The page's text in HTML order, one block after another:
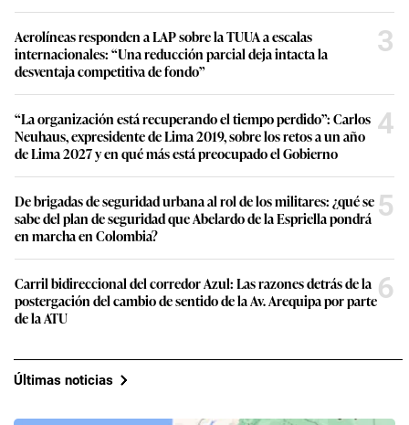
Aerolíneas responden a LAP sobre la TUUA a escalas
internacionales: “Una reducción parcial deja intacta la
desventaja competitiva de fondo”
3
“La organización está recuperando el tiempo perdido”: Carlos
Neuhaus, expresidente de Lima 2019, sobre los retos a un año
de Lima 2027 y en qué más está preocupado el Gobierno
4
De brigadas de seguridad urbana al rol de los militares: ¿qué se
sabe del plan de seguridad que Abelardo de la Espriella pondrá
en marcha en Colombia?
5
Carril bidireccional del corredor Azul: Las razones detrás de la
postergación del cambio de sentido de la Av. Arequipa por parte
de la ATU
6
Últimas noticias